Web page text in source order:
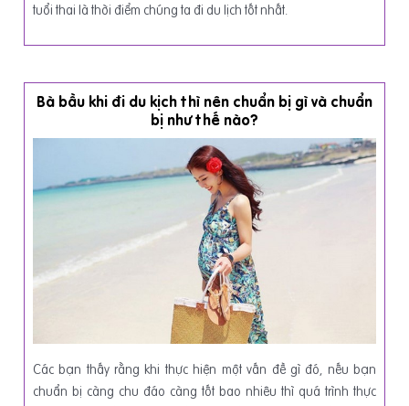
tuổi thai là thời điểm chúng ta đi du lịch tốt nhất.
Bà bầu khi đi du kịch thì nên chuẩn bị gì và chuẩn
bị như thế nào?
Các bạn thấy rằng khi thực hiện một vấn đề gì đó, nếu bạn
chuẩn bị càng chu đáo càng tốt bao nhiêu thì quá trình thực